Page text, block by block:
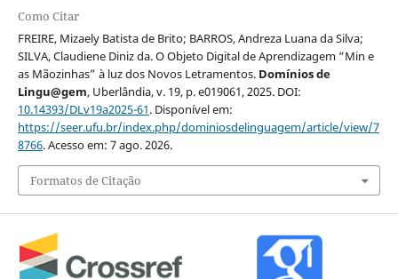
Como Citar
FREIRE, Mizaely Batista de Brito; BARROS, Andreza Luana da Silva;
SILVA, Claudiene Diniz da. O Objeto Digital de Aprendizagem “Min e
as Mãozinhas” à luz dos Novos Letramentos. Domínios de
Lingu@gem, Uberlândia, v. 19, p. e019061, 2025. DOI:
10.14393/DLv19a2025-61. Disponível em:
https://seer.ufu.br/index.php/dominiosdelinguagem/article/view/7
8766. Acesso em: 7 ago. 2026.
Formatos de Citação